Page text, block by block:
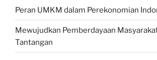
Peran UMKM dalam Perekonomian
Mewujudkan Pemberdayaan
Tantangan